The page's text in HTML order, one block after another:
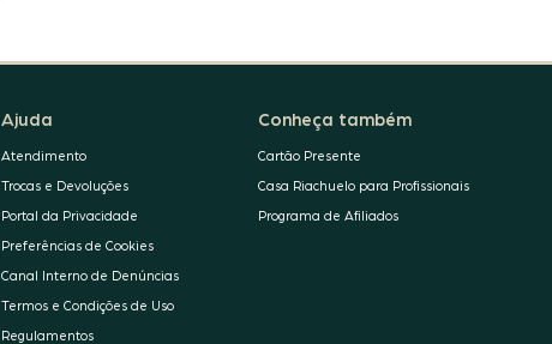
Ajuda
Atendimento
Trocas e Devoluções
Portal da Privacidade
Preferências de Cookies
Canal Interno de Denúncias
Termos e Condições de Uso
Regulamentos
Conheça também
Cartão Presente
Casa Riachuelo para Profissionais
Programa de Afiliados